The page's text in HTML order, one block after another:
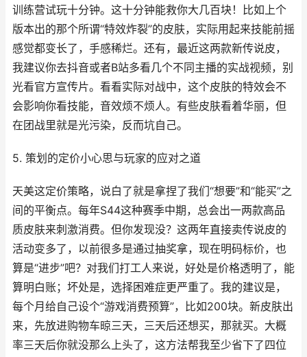
训练营试玩十分钟。这十分钟能救你大几百块！比如上个
版本出的那个所谓“特效炸裂”的皮肤，实际用起来技能前摇
感觉都变长了，手感稀烂。还有，最近这两款新传说皮，
我建议你去抖音或者B站多看几个不同主播的实战视频，别
光看官方宣传片。看看实际对战中，这个皮肤的特效会不
会影响你看技能，音效烦不烦人。有些皮肤看着华丽，但
在团战里就是光污染，反而坑自己。
5. 策划的定价小心思与玩家的应对之道
天美这定价策略，说白了就是拿捏了我们“想要”和“能买”之
间的平衡点。每年S44这种赛季中期，总会出一两款高品
质皮肤来刺激消费。但你发现没？这两年直接卖传说皮的
活动变多了，以前很多是通过抽奖拿，现在明码标价，也
算是“进步”吧？对我们打工人来说，好处是价格透明了，能
算明白账；坏处是，选择困难症更严重了。我的建议是，
每个月给自己设个“游戏消费预算”，比如200块。新皮肤出
来，先放进购物车晾三天，三天后还想买，那就买。大概
率三天后你就没那么上头了，这方法帮我至少省下了四位